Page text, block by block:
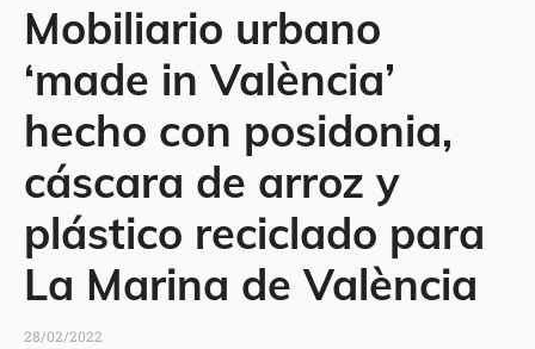
Mobiliario urbano
‘made in València’
hecho con posidonia,
cáscara de arroz y
plástico reciclado para
La Marina de València
28/02/2022